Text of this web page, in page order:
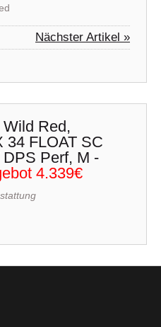
Nächster Artikel »
Red,
34 FLOAT SC
Perf, M -
4.339€